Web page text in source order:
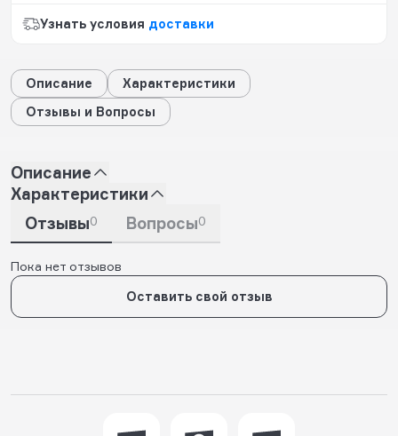
Узнать условия доставки
Описание
Характеристики
Отзывы и Вопросы
Описание
Характеристики
Отзывы0 Вопросы0
Пока нет отзывов
Оставить свой отзыв